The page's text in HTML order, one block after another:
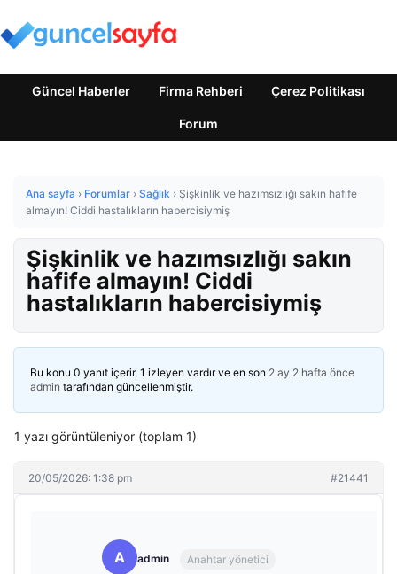
Güncel Haberler Firma Rehberi Çerez Politikası
Forum
Ana sayfa › Forumlar › Sağlık › Şişkinlik ve hazımsızlığı sakın hafife
almayın! Ciddi hastalıkların habercisiymiş
Şişkinlik ve hazımsızlığı sakın
hafife almayın! Ciddi
hastalıkların habercisiymiş
Bu konu 0 yanıt içerir, 1 izleyen vardır ve en son 2 ay 2 hafta önce
admin tarafından güncellenmiştir.
1 yazı görüntüleniyor (toplam 1)
20/05/2026: 1:38 pm #21441
A admin Anahtar yönetici